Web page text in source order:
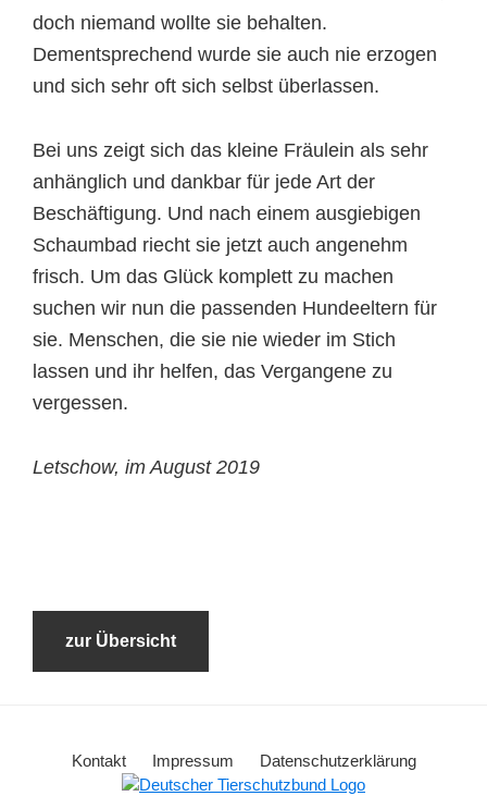
doch niemand wollte sie behalten.
Dementsprechend wurde sie auch nie erzogen
und sich sehr oft sich selbst überlassen.
Bei uns zeigt sich das kleine Fräulein als sehr
anhänglich und dankbar für jede Art der
Beschäftigung. Und nach einem ausgiebigen
Schaumbad riecht sie jetzt auch angenehm
frisch. Um das Glück komplett zu machen
suchen wir nun die passenden Hundeeltern für
sie. Menschen, die sie nie wieder im Stich
lassen und ihr helfen, das Vergangene zu
vergessen.
Letschow, im August 2019
zur Übersicht
Kontakt Impressum Datenschutzerklärung